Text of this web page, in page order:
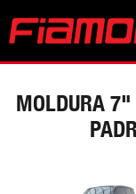
MOLDURA 7"